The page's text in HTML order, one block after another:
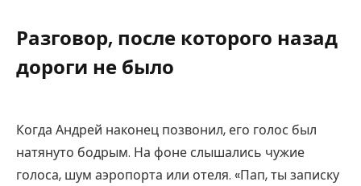
Разговор, после которого назад
дороги не было
Когда Андрей наконец позвонил, его голос был
натянуто бодрым. На фоне слышались чужие
голоса, шум аэропорта или отеля. «Пап, ты записку